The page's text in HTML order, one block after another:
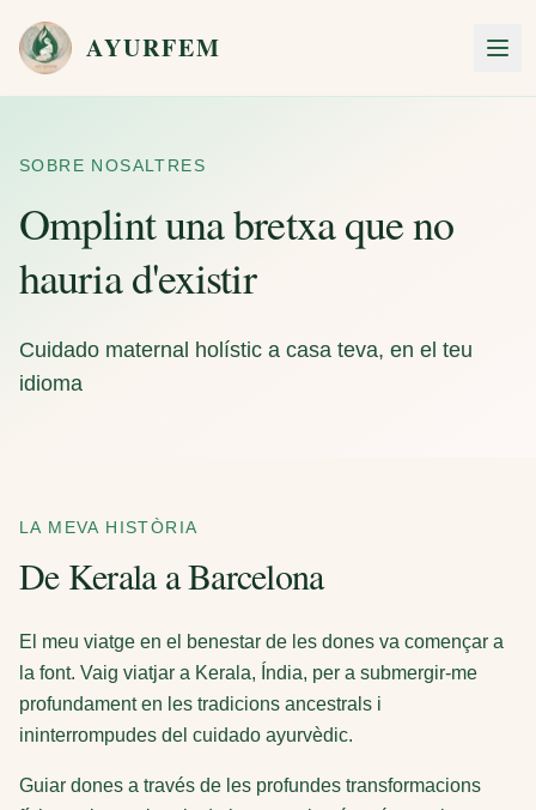
AYURFEM
SOBRE NOSALTRES
Omplint una bretxa que no
hauria d'existir
Cuidado maternal holístic a casa teva, en el teu
idioma
LA MEVA HISTÒRIA
De Kerala a Barcelona
El meu viatge en el benestar de les dones va començar a
la font. Vaig viatjar a Kerala, Índia, per a submergir-me
profundament en les tradicions ancestrals i
ininterrompudes del cuidado ayurvèdic.
Guiar dones a través de les profundes transformacions